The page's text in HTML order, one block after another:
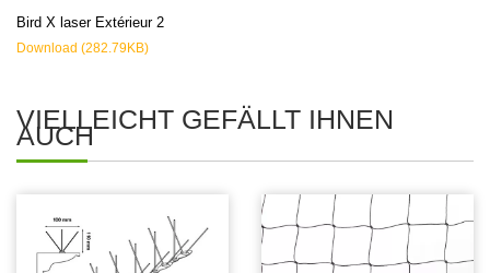
Bird X laser Extérieur 2
Download (282.79KB)
VIELLEICHT GEFÄLLT IHNEN
AUCH